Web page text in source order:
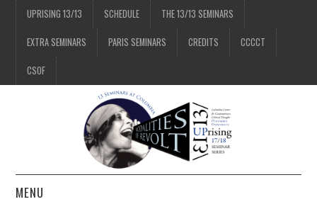
UPRISING 13/13 SCHEDULE THE 13/13 SEMINARS
EXTRA SEMINARS PARIS SEMINARS CREDITS CCCCT
CSOF
MENU